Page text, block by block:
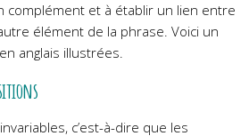
complément et à établir un lien entre
élément de la phrase. Voici un
anglais illustrées.
c’est-à-dire que les